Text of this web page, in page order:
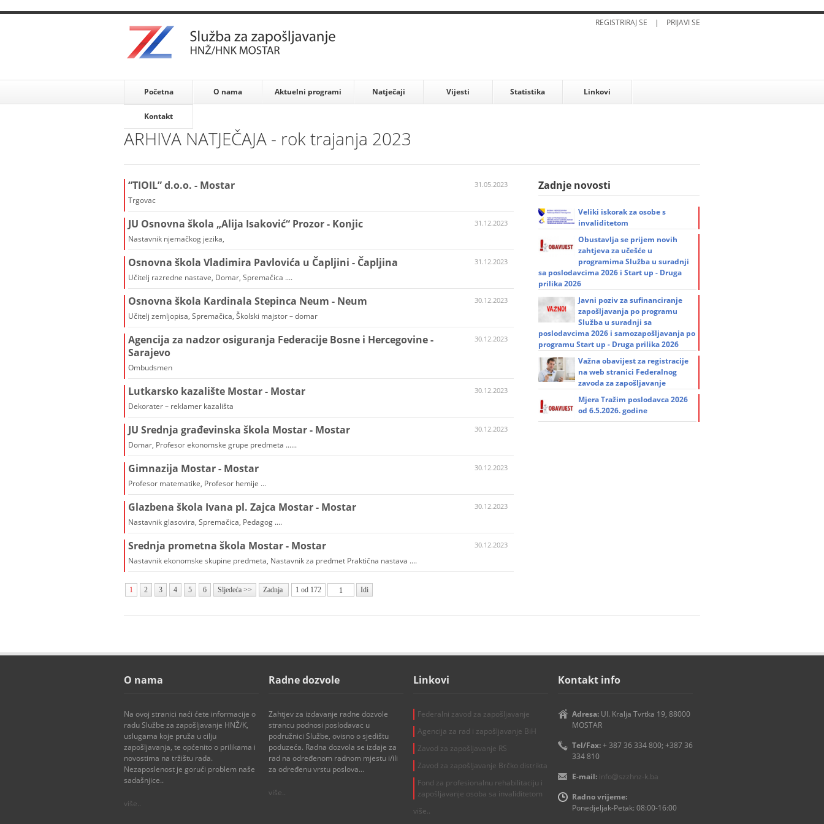
REGISTRIRAJ SE | PRIJAVI SE
Početna O nama Aktuelni programi Natječaji Vijesti Statistika Linkovi
Kontakt
ARHIVA NATJEČAJA - rok trajanja 2023
“TIOIL” d.o.o. - Mostar
Trgovac
31.05.2023
JU Osnovna škola „Alija Isaković“ Prozor - Konjic
Nastavnik njemačkog jezika,
31.12.2023
Osnovna škola Vladimira Pavlovića u Čapljini - Čapljina
Učitelj razredne nastave, Domar, Spremačica ....
31.12.2023
Osnovna škola Kardinala Stepinca Neum - Neum
Učitelj zemljopisa, Spremačica, Školski majstor – domar
30.12.2023
Agencija za nadzor osiguranja Federacije Bosne i Hercegovine -
Sarajevo
Ombudsmen
30.12.2023
Lutkarsko kazalište Mostar - Mostar
Dekorater – reklamer kazališta
30.12.2023
JU Srednja građevinska škola Mostar - Mostar
Domar, Profesor ekonomske grupe predmeta ......
30.12.2023
Gimnazija Mostar - Mostar
Profesor matematike, Profesor hemije ...
30.12.2023
Glazbena škola Ivana pl. Zajca Mostar - Mostar
Nastavnik glasovira, Spremačica, Pedagog ....
30.12.2023
Srednja prometna škola Mostar - Mostar
Nastavnik ekonomske skupine predmeta, Nastavnik za predmet Praktična nastava ....
30.12.2023
1 2 3 4 5 6 Sljedeća >> Zadnja 1 od 172 Idi
Zadnje novosti
Veliki iskorak za osobe s
invaliditetom
Obustavlja se prijem novih
zahtjeva za učešće u
programima Služba u suradnji
sa poslodavcima 2026 i Start up - Druga
prilika 2026
Javni poziv za sufinanciranje
zapošljavanja po programu
Služba u suradnji sa
poslodavcima 2026 i samozapošljavanja po
programu Start up - Druga prilika 2026
Važna obavijest za registracije
na web stranici Federalnog
zavoda za zapošljavanje
Mjera Tražim poslodavca 2026
od 6.5.2026. godine
O nama
Na ovoj stranici naći ćete informacije o
radu Službe za zapošljavanje HNŽ/K,
uslugama koje pruža u cilju
zapošljavanja, te općenito o prilikama i
novostima na tržištu rada.
Nezaposlenost je gorući problem naše
sadašnjice..
više..
Radne dozvole
Zahtjev za izdavanje radne dozvole
strancu podnosi poslodavac u
podružnici Službe, ovisno o sjedištu
poduzeća. Radna dozvola se izdaje za
rad na određenom radnom mjestu i/ili
za određenu vrstu poslova...
više..
Linkovi
Federalni zavod za zapošljavanje
Agencija za rad i zapošljavanje BiH
Zavod za zapošljavanje RS
Zavod za zapošljavanje Brčko distrikta
Fond za profesionalnu rehabilitaciju i
zapošljavanje osoba sa invaliditetom
više..
Kontakt info
Adresa: Ul. Kralja Tvrtka 19, 88000
MOSTAR
Tel/Fax:+ 387 36 334 800; +387 36
334 810
E-mail: info@szzhnz-k.ba
Radno vrijeme:
Ponedjeljak-Petak: 08:00-16:00